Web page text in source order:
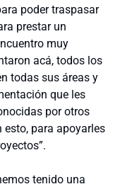
poder traspasar
prestar un
muy
acá, todos los
todas sus áreas y
que les
por otros
esto, para apoyarles
tenido una